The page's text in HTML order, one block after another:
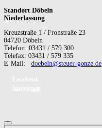
Standort Döbeln
Niederlassung
Kreuzstraße 1 / Fronstraße 23
04720 Döbeln
Telefon: 03431 / 579 300
Telefax: 03431 / 579 335
E-Mail: doebeln@steuer-gonze.de